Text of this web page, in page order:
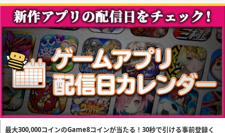
最大300,000コインのGame8コインが当たる！30秒で引ける事前登録く